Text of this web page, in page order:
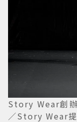
Story Wear創
／Story Wear